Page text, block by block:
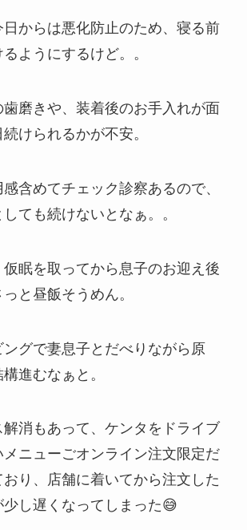
日からは悪化防止のため、寝る前
ようにするけど。。
磨きや、装着後のお手入れが面
けられるかが不安。
含めてチェック診察あるので、
ても続けないとなぁ。。
眠を取ってから息子のお迎え後
と昼飯そうめん。
グで妻息子とだべりながら原
進むなぁと。
消もあって、ケンタをドライブ
ニューごオンライン注文限定だ
り、店舗に着いてから注文した
し遅くなってしまった😅